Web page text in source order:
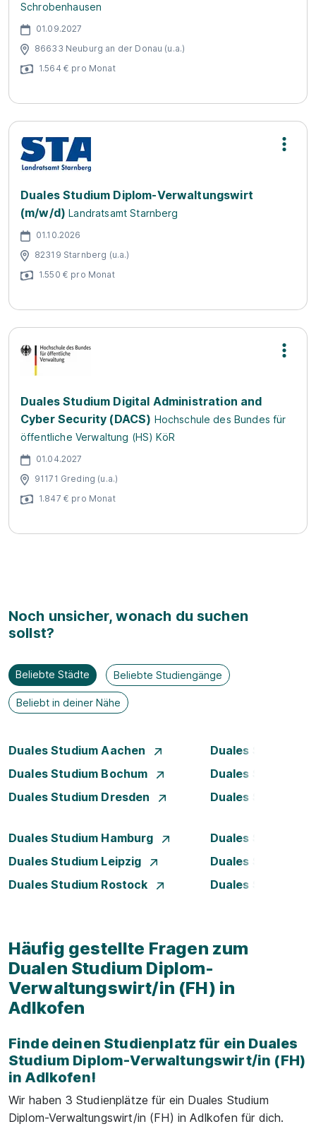
Schrobenhausen
01.09.2027
86633 Neuburg an der Donau (u.a.)
1.564 € pro Monat
Duales Studium Diplom-Verwaltungswirt
(m/w/d) Landratsamt Starnberg
01.10.2026
82319 Starnberg (u.a.)
1.550 € pro Monat
Duales Studium Digital Administration and
Cyber Security (DACS) Hochschule des Bundes für
öffentliche Verwaltung (HS) KöR
01.04.2027
91171 Greding (u.a.)
1.847 € pro Monat
Noch unsicher, wonach du suchen
sollst?
Beliebte Städte Beliebte Studiengänge
Beliebt in deiner Nähe
Duales Studium Aachen
Duales Studium
Duales Studium Bochum
Duales Studium
Duales Studium Dresden
Duales Studium
Duales Studium Hamburg
Duales Studium
Duales Studium Leipzig
Duales Studium
Duales Studium Rostock
Duales Studium
Häufig gestellte Fragen zum
Dualen Studium Diplom-
Verwaltungswirt/in (FH) in
Adlkofen
Finde deinen Studienplatz für ein Duales
Studium Diplom-Verwaltungswirt/in (FH)
in Adlkofen!
Wir haben 3 Studienplätze für ein Duales Studium
Diplom-Verwaltungswirt/in (FH) in Adlkofen für dich.